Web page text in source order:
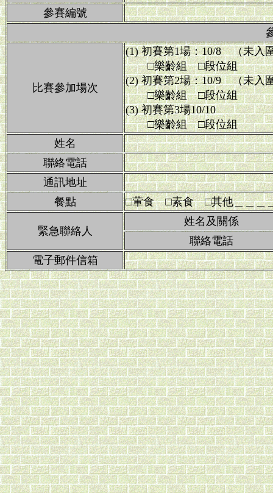
參賽編號
比賽參加場次
(1) 初賽第1場：10/8 （未入
□樂齡組 □段位組
(2) 初賽第2場：10/9 （未入
□樂齡組 □段位組
(3) 初賽第3場10/10
□樂齡組 □段位組
姓名
聯絡電話
通訊地址
餐點
□葷食 □素食 □其他＿＿＿
緊急聯絡人
姓名及關係
聯絡電話
電子郵件信箱